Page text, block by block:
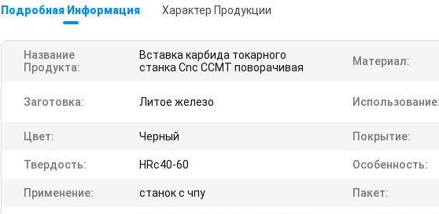
Подробная Информация Характер Продукции
Название
Продукта:
Вставка карбида токарного
станка Cnc CCMT поворачивая
Материал:
Заготовка: Литое железо Использование:
Цвет: Черный Покрытие:
Твердость: HRc40-60 Особенность:
Применение: станок с чпу Пакет: